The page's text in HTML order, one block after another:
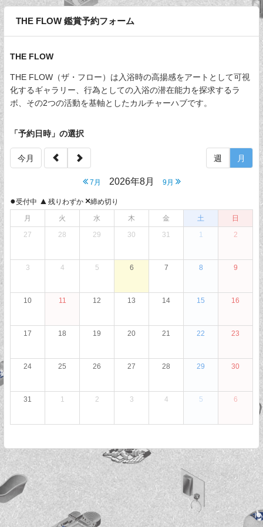
THE FLOW 鑑賞予約フォーム
THE FLOW
THE FLOW（ザ・フロー）は入浴時の高揚感をアートとして可視
化するギャラリー、行為としての入浴の潜在能力を探求するラ
ボ、その2つの活動を基軸としたカルチャーハブです。
「予約日時」の選択
今月
7月 2026年8月 9月
週 月
●受付中 ▲ 残りわずか ×締め切り
月
火 水 木 金 土
日
27
28 29 30 31 1 2
3 4 5 6 7 8 9
10 11 12 13 14 15 16
17 18 19 20 21 22 23
24 25 26 27 28 29 30
31 1 2 3 4 5 6